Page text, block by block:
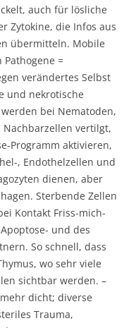
auch für lösliche
Zytokine, die Infos aus
übermitteln. Mobile
=
verändertes Selbst
und nekrotische
bei Nematoden,
Nachbarzellen vertilgt,
Programm aktivieren,
, Endothelzellen und
dienen, aber
Sterbende Zellen
Kontakt Friss-mich-
und des
So schnell, dass
wo sehr viele
sichtbar werden. –
dicht; diverse
Trauma,